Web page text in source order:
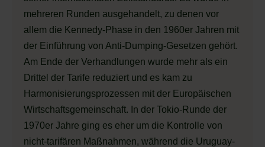
mehreren Runden ausgehandelt, zu denen vor
allem die Kennedy-Phase in den 1960er Jahren mit
der Einführung von Anti-Dumping-Gesetzen gehört.
Am Ende der Verhandlungen wurde mehr als ein
Drittel der Tarife reduziert und es kam zu
Harmonisierungsprozessen mit der Europäischen
Wirtschaftsgemeinschaft. In der Tokio-Runde der
1970er Jahre ging es eher um die Kontrolle von
nicht-tarifären Maßnahmen, während die Uruguay-